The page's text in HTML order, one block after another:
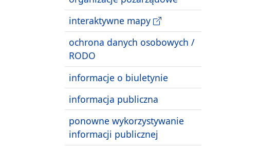
interaktywne mapy
ochrona danych osobowych /
RODO
informacje o biuletynie
informacja publiczna
ponowne wykorzystywanie
informacji publicznej